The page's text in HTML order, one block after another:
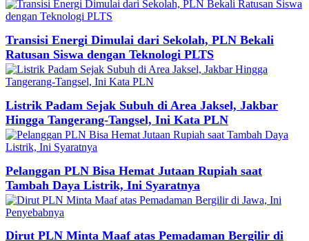
Transisi Energi Dimulai dari Sekolah, PLN Bekali
Ratusan Siswa dengan Teknologi PLTS
Listrik Padam Sejak Subuh di Area Jaksel, Jakbar
Hingga Tangerang-Tangsel, Ini Kata PLN
Pelanggan PLN Bisa Hemat Jutaan Rupiah saat
Tambah Daya Listrik, Ini Syaratnya
Dirut PLN Minta Maaf atas Pemadaman Bergilir di